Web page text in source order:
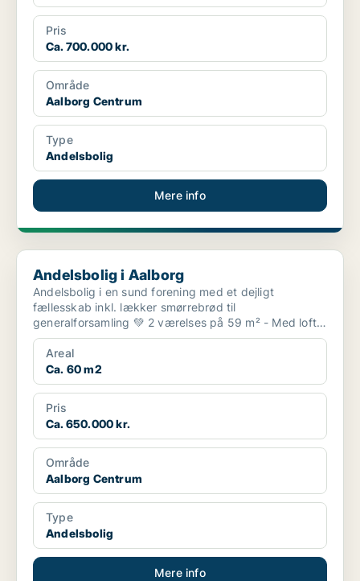
Pris
Ca. 700.000 kr.
Område
Aalborg Centrum
Type
Andelsbolig
Mere info
Andelsbolig i Aalborg
Andelsbolig i Aalborg
Andelsbolig i en sund forening med et dejligt
fællesskab inkl. lækker smørrebrød til
generalforsamling 💚 2 værelses på 59 m² - Med loft-
og kælderrum �...
Areal
Ca. 60 m2
Pris
Ca. 650.000 kr.
Område
Aalborg Centrum
Type
Andelsbolig
Mere info